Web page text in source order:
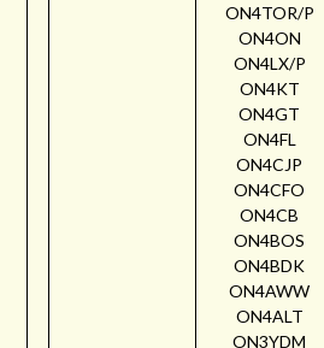
ON4TOR/P
ON4ON
ON4LX/P
ON4KT
ON4GT
ON4FL
ON4CJP
ON4CFO
ON4CB
ON4BOS
ON4BDK
ON4AWW
ON4ALT
ON3YDM